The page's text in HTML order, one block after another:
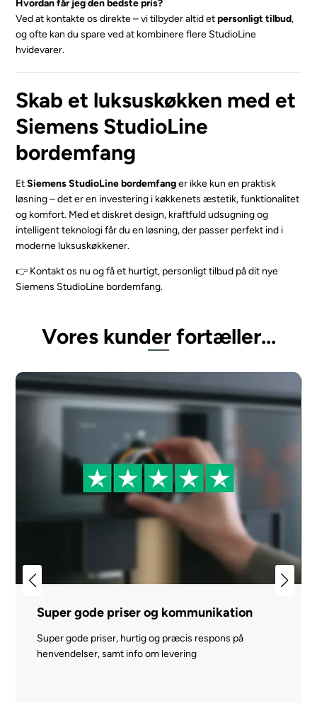
Hvordan får jeg den bedste pris?
Ved at kontakte os direkte – vi tilbyder altid etpersonligt tilbud,
og ofte kan du spare ved at kombinere flere StudioLine
hvidevarer.
Skab et luksuskøkken med et
Siemens StudioLine
bordemfang
EtSiemens StudioLine bordemfanger ikke kun en praktisk
løsning – det er en investering i køkkenets æstetik, funktionalitet
og komfort. Med et diskret design, kraftfuld udsugning og
intelligent teknologi får du en løsning, der passer perfekt ind i
moderne luksuskøkkener.
👉 Kontakt os nu og få et hurtigt, personligt tilbud på dit nye
Siemens StudioLine bordemfang.
Vores kunder fortæller...
Super gode priser og kommunikation
Super gode priser, hurtig og præcis respons på
henvendelser, samt info om levering